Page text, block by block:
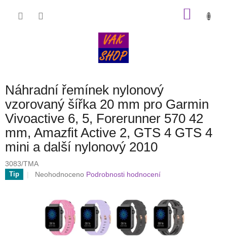
Náhradní řemínek nylonový
vzorovaný šířka 20 mm pro Garmin
Vivoactive 6, 5, Forerunner 570 42
mm, Amazfit Active 2, GTS 4 GTS 4
mini a další nylonový 2010
3083/TMA
Tip
Průměrné
Neohodnoceno Podrobnosti hodnocení